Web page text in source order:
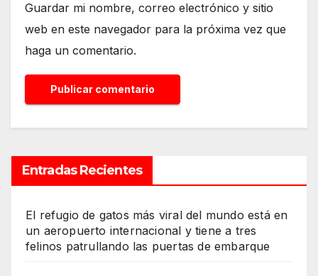
Guardar mi nombre, correo electrónico y sitio
web en este navegador para la próxima vez que
haga un comentario.
Entradas Recientes
El refugio de gatos más viral del mundo está en
un aeropuerto internacional y tiene a tres
felinos patrullando las puertas de embarque